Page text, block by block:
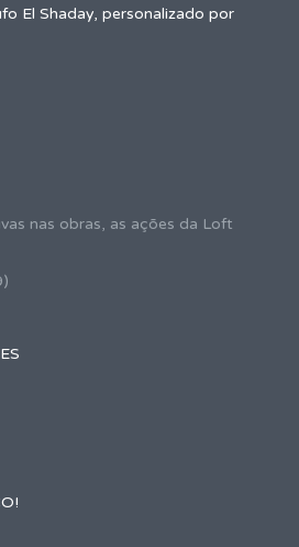
El Shaday, personalizado por
nas obras, as ações da Loft